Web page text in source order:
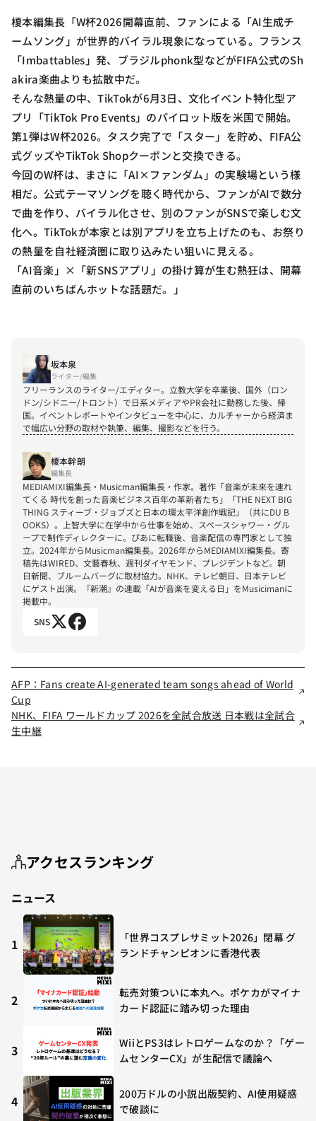
榎本編集長「W杯2026開幕直前、ファンによる「AI生成チ
ームソング」が世界的バイラル現象になっている。フランス
「Imbattables」発、ブラジルphonk型などがFIFA公式のSh
akira楽曲よりも拡散中だ。
そんな熱量の中、TikTokが6月3日、文化イベント特化型ア
プリ「TikTok Pro Events」のパイロット版を米国で開始。
第1弾はW杯2026。タスク完了で「スター」を貯め、FIFA公
式グッズやTikTok Shopクーポンと交換できる。
今回のW杯は、まさに「AI×ファンダム」の実験場という様
相だ。公式テーマソングを聴く時代から、ファンがAIで数分
で曲を作り、バイラル化させ、別のファンがSNSで楽しむ文
化へ。TikTokが本家とは別アプリを立ち上げたのも、お祭り
の熱量を自社経済圏に取り込みたい狙いに見える。
「AI音楽」×「新SNSアプリ」の掛け算が生む熱狂は、開幕
直前のいちばんホットな話題だ。」
坂本泉
ライター/編集
フリーランスのライター/エディター。立教大学を卒業後、国外（ロン
ドン/シドニー/トロント）で日系メディアやPR会社に勤務した後、帰
国。イベントレポートやインタビューを中心に、カルチャーから経済ま
で幅広い分野の取材や執筆、編集、撮影などを行う。
榎本幹朗
編集長
MEDIAMIXI編集長・Musicman編集長・作家。著作「音楽が未来を連れ
てくる 時代を創った音楽ビジネス百年の革新者たち」「THE NEXT BIG
THING スティーブ・ジョブズと日本の環太平洋創作戦記」（共にDU B
OOKS）。上智大学に在学中から仕事を始め、スペースシャワー・グル
ープで制作ディレクターに。ぴあに転職後、音楽配信の専門家として独
立。2024年からMusicman編集長。2026年からMEDIAMIXI編集長。寄
稿先はWIRED、文藝春秋、週刊ダイヤモンド、プレジデントなど。朝
日新聞、ブルームバーグに取材協力。NHK、テレビ朝日、日本テレビ
にゲスト出演。『新潮』の連載「AIが音楽を変える日」をMusicimanに
掲載中。
SNS
AFP：Fans create AI-generated team songs ahead of World
Cup
NHK、FIFA ワールドカップ 2026を全試合放送 日本戦は全試合
生中継
アクセスランキング
ニュース
1
「世界コスプレサミット2026」閉幕 グ
ランドチャンピオンに香港代表
2
転売対策ついに本丸へ。ポケカがマイナ
カード認証に踏み切った理由
3
WiiとPS3はレトロゲームなのか？「ゲー
ムセンターCX」が生配信で議論へ
4
200万ドルの小説出版契約、AI使用疑惑
で破談に